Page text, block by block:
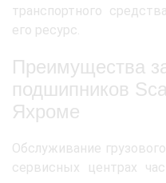
транспортного
его ресурс.
Преимущества
подшипников
Яхроме
Обслуживание
сервисных центрах